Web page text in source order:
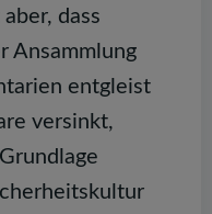
dass
Ansammlung
entgleist
versinkt,